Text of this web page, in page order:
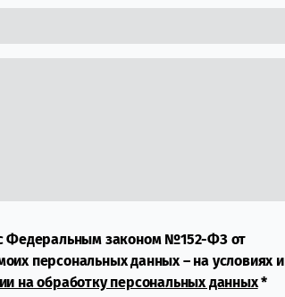
Федеральным законом №152-ФЗ от
персональных данных – на условиях и
на обработку персональных данных*